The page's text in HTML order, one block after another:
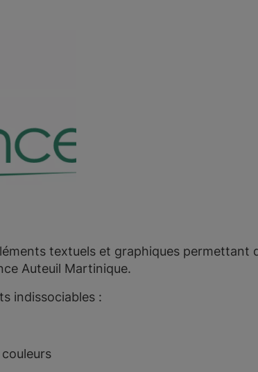
textuels et graphiques permettant
Auteuil Martinique.
indissociables :